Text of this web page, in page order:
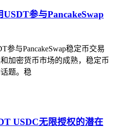
参与PancakeSwap
参与PancakeSwap稳定币交易
加密货币市场的成熟，稳定币
题。稳
USDC无限授权的潜在